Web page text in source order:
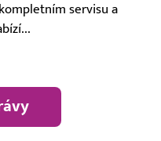
servisu a